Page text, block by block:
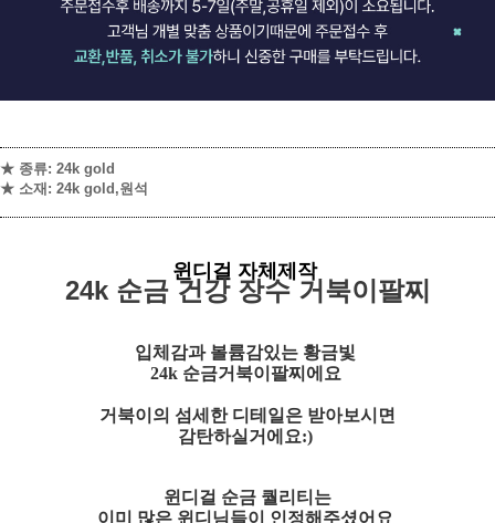
★ 종류: 24k gold
★ 소재: 24k gold,원석
윈디걸 자체제작
24k 순금 건강 장수 거북이팔찌
입체감과 볼륨감있는 황금빛
24k 순금거북이팔찌에요
거북이의 섬세한 디테일은 받아보시면
감탄하실거에요:)
윈디걸 순금 퀄리티는
이미 많은 윈디님들이 인정해주셨어요